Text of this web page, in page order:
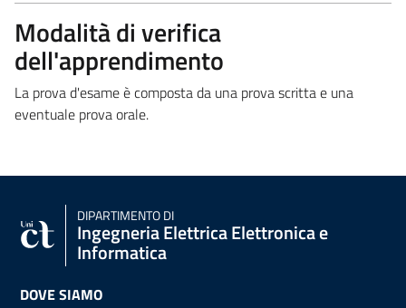
Modalità di verifica
dell'apprendimento
La prova d'esame è composta da una prova scritta e una
eventuale prova orale.
DIPARTIMENTO DI
Ingegneria Elettrica Elettronica e
Informatica
DOVE SIAMO